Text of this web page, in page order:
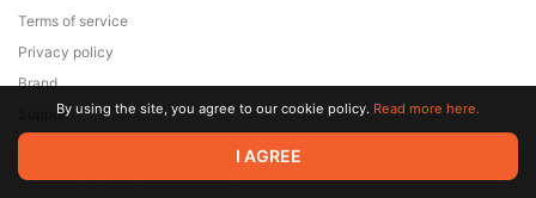
© 2026 Zaya Solutions Limited. All rights reserved. All trademarks
are the property of their respective owners.
Terms of service
Privacy policy
Brand
SupportBy using the site, you agree to our cookie policy. Read more here.
I AGREE